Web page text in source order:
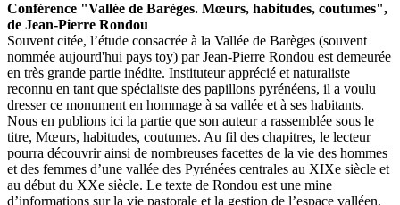
Conférence "Vallée de Barèges. Mœurs, habitudes, coutumes",
de Jean-Pierre Rondou
Souvent citée, l’étude consacrée à la Vallée de Barèges (souvent
nommée aujourd'hui pays toy) par Jean-Pierre Rondou est demeurée
en très grande partie inédite. Instituteur apprécié et naturaliste
reconnu en tant que spécialiste des papillons pyrénéens, il a voulu
dresser ce monument en hommage à sa vallée et à ses habitants.
Nous en publions ici la partie que son auteur a rassemblée sous le
titre, Mœurs, habitudes, coutumes. Au fil des chapitres, le lecteur
pourra découvrir ainsi de nombreuses facettes de la vie des hommes
et des femmes d’une vallée des Pyrénées centrales au XIXe siècle et
au début du XXe siècle. Le texte de Rondou est une mine
d’informations sur la vie pastorale et la gestion de l’espace valléen,